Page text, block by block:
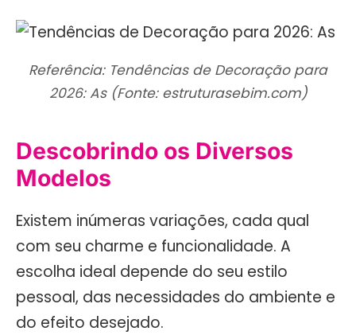
Referência: Tendências de Decoração para
2026: As (Fonte: estruturasebim.com)
Descobrindo os Diversos
Modelos
Existem inúmeras variações, cada qual
com seu charme e funcionalidade. A
escolha ideal depende do seu estilo
pessoal, das necessidades do ambiente e
do efeito desejado.